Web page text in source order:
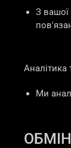
З вашої
Аналітика
Ми